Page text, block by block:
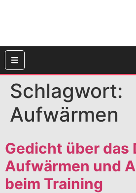
Schlagwort:
Aufwärmen
Gedicht über das
Aufwärmen und
beim Training